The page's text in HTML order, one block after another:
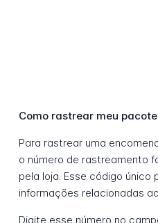
Como rastrear meu pacote
Para rastrear uma
o número de rastreamento
pela loja. Esse código
informações relacionadas
Digite esse número no